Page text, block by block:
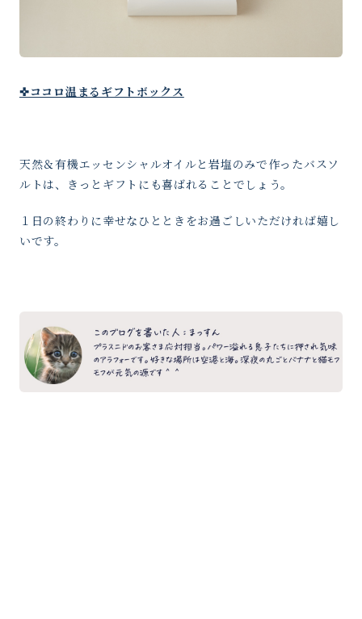
✜ココロ温まるギフトボックス
天然＆有機エッセンシャルオイルと岩塩のみで作ったバスソ
ルトは、きっとギフトにも喜ばれることでしょう。
１日の終わりに幸せなひとときをお過ごしいただければ嬉し
いです。